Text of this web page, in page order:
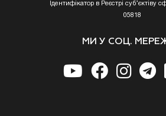
Ідентифікатор в Реєстрі суб’єктіву
05818
МИ У СОЦ.